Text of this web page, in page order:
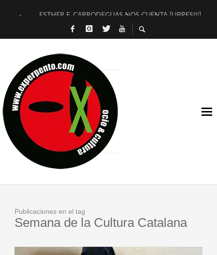
ESTHER F. CARRODEGUAS NOS CUENTA [LIBRES!!!]
[TERRA DE GUAPES] DE SANDRA MONFORT
TIMBRE 4, LA ESCUELA DEL DIRECTOR TEATRAL CLAUDIO
30 AÑOS (NO ES NADA) DE LA KATARSIS DEL TOMATAZO
MILITARES JUDÍAS EN #EXVITA
D’BALDOMEROS REINVENTAN [BITÁCORA 3.0] EN EXVITA
MARSHALL FLASH PRESENTA EN EXVITA [RELATIVA
JOFRE BARDAGÍ EN EXVITA INTERPRETANDO A SERRAT
Publicaciones en el tag
Semana de la Cultura Catalana